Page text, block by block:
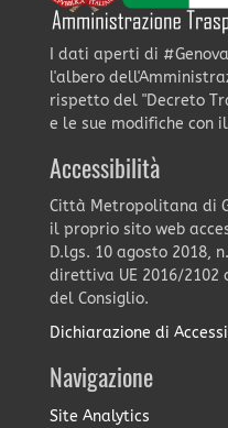
I dati aperti di
l'albero
rispetto del "Decreto
e le sue modifiche con
Accessibilità
Città Metropolitana di
il proprio sito web
D.lgs. 10 agosto 2018,
direttiva UE 2016/2102
del Consiglio.
Dichiarazione di
Navigazione
Site Analytics